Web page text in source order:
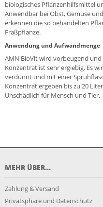
biologisches Pflanzenhilfsmittel
Anwendbar bei Obst, Gemüse
erkennen die so behandelten
Fraßpflanze.
Anwendung und Aufwandmenge
AMN BioVit wird vorbeugend
Konzentrat ist sehr ergiebig. Es
verdünnt und mit einer
Konzentrat ergeben bis zu 20
Unschädlich für Mensch und Tier.
MEHR ÜBER...
Zahlung & Versand
Privatsphäre und Datenschutz